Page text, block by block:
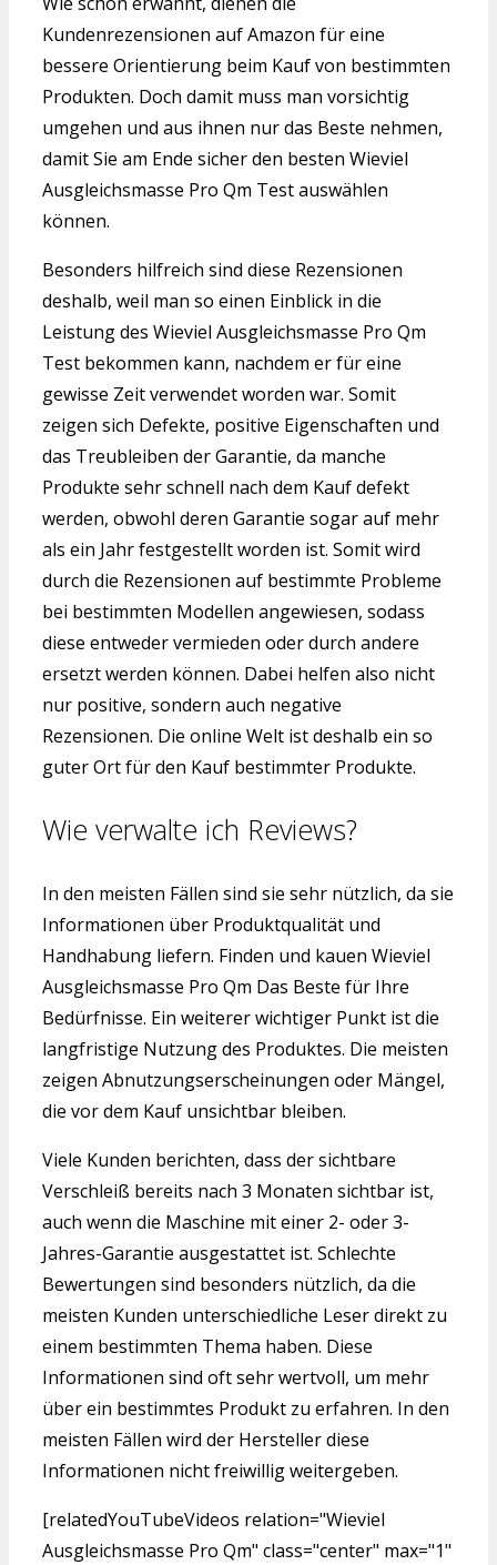
Kundenrezensionen auf Amazon für eine
bessere Orientierung beim Kauf von bestimmten
Produkten. Doch damit muss man vorsichtig
umgehen und aus ihnen nur das Beste nehmen,
damit Sie am Ende sicher den besten Wieviel
Ausgleichsmasse Pro Qm Test auswählen
können.
Besonders hilfreich sind diese Rezensionen
deshalb, weil man so einen Einblick in die
Leistung des Wieviel Ausgleichsmasse Pro Qm
Test bekommen kann, nachdem er für eine
gewisse Zeit verwendet worden war. Somit
zeigen sich Defekte, positive Eigenschaften und
das Treubleiben der Garantie, da manche
Produkte sehr schnell nach dem Kauf defekt
werden, obwohl deren Garantie sogar auf mehr
als ein Jahr festgestellt worden ist. Somit wird
durch die Rezensionen auf bestimmte Probleme
bei bestimmten Modellen angewiesen, sodass
diese entweder vermieden oder durch andere
ersetzt werden können. Dabei helfen also nicht
nur positive, sondern auch negative
Rezensionen. Die online Welt ist deshalb ein so
guter Ort für den Kauf bestimmter Produkte.
Wie verwalte ich Reviews?
In den meisten Fällen sind sie sehr nützlich, da sie
Informationen über Produktqualität und
Handhabung liefern. Finden und kauen Wieviel
Ausgleichsmasse Pro Qm Das Beste für Ihre
Bedürfnisse. Ein weiterer wichtiger Punkt ist die
langfristige Nutzung des Produktes. Die meisten
zeigen Abnutzungserscheinungen oder Mängel,
die vor dem Kauf unsichtbar bleiben.
Viele Kunden berichten, dass der sichtbare
Verschleiß bereits nach 3 Monaten sichtbar ist,
auch wenn die Maschine mit einer 2- oder 3-
Jahres-Garantie ausgestattet ist. Schlechte
Bewertungen sind besonders nützlich, da die
meisten Kunden unterschiedliche Leser direkt zu
einem bestimmten Thema haben. Diese
Informationen sind oft sehr wertvoll, um mehr
über ein bestimmtes Produkt zu erfahren. In den
meisten Fällen wird der Hersteller diese
Informationen nicht freiwillig weitergeben.
[relatedYouTubeVideos relation="Wieviel
Ausgleichsmasse Pro Qm" class="center" max="1"